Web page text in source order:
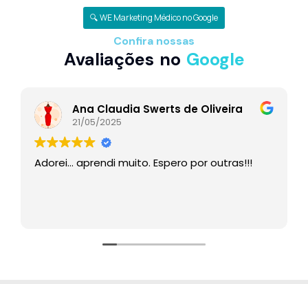
🔍 WE Marketing Médico no Google
Confira nossas
Avaliações no Google
Ana Claudia Swerts de Oliveira
21/05/2025
Adorei… aprendi muito. Espero por outras!!!